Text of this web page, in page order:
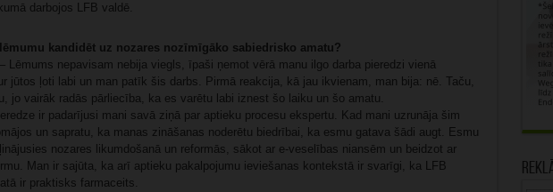
darbojos LFB valdē.
kandidēt uz nozares nozīmīgāko sabiedrisko amatu?
– Lēmums nepavisam nebija viegls, īpaši ņemot vērā manu ilgo darba pieredzi vienā
jūtos ļoti labi un man patīk šis darbs. Pirmā reakcija, kā jau ikvienam, man bija: nē. Taču,
jo vairāk radās pārliecība, ka es varētu labi iznest šo laiku un šo amatu.
ir padarījusi mani savā ziņā par aptieku procesu ekspertu. Kad mani uzrunāja šim
un sapratu, ka manas zināšanas noderētu biedrībai, ka esmu gatava šādi augt. Esmu
nozares likumdošanā un reformās, sākot ar e-veselības niansēm un beidzot ar
Man ir sajūta, ka arī aptieku pakalpojumu ieviešanas kontekstā ir svarīgi, ka LFB
ir praktisks farmaceits.